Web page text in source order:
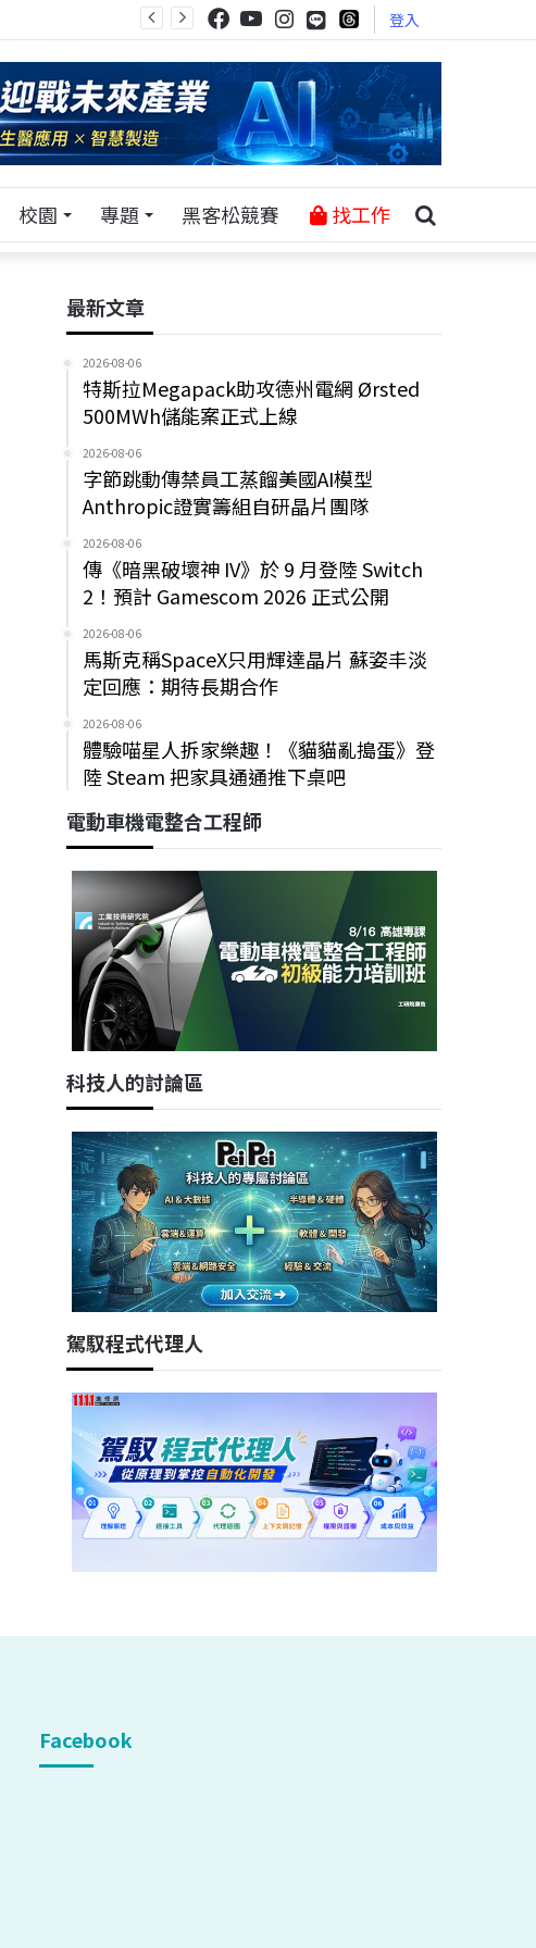
登入
校園 專題 黑客松競賽 找工作
最新文章
2026-08-06
特斯拉Megapack助攻德州電網 Ørsted
500MWh儲能案正式上線
2026-08-06
字節跳動傳禁員工蒸餾美國AI模型
Anthropic證實籌組自研晶片團隊
2026-08-06
傳《暗黑破壞神 IV》於 9 月登陸 Switch
2！預計 Gamescom 2026 正式公開
2026-08-06
馬斯克稱SpaceX只用輝達晶片 蘇姿丰淡
定回應：期待長期合作
2026-08-06
體驗喵星人拆家樂趣！《貓貓亂搗蛋》登
陸 Steam 把家具通通推下桌吧
電動車機電整合工程師
科技人的討論區
駕馭程式代理人
Facebook